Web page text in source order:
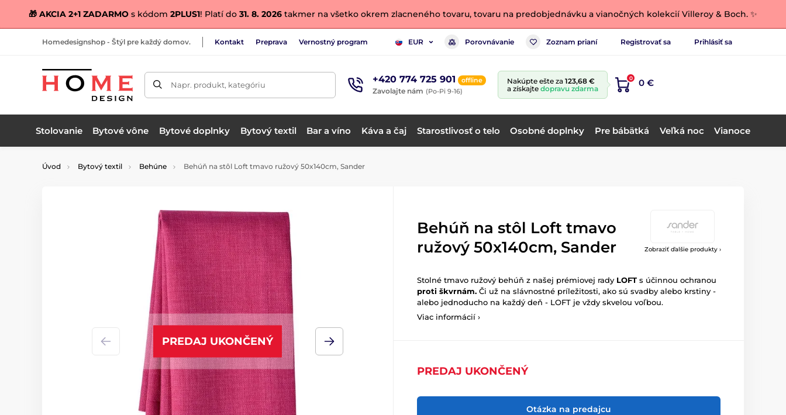
🎁 AKCIA 2+1 ZADARMO s kódom 2PLUS1! Platí do 31. 8. 2026 takmer na všetko okrem zlacneného tovaru, tovaru na predobjednávku a vianočných kolekcií Villeroy & Boch. ✨
Homedesignshop - Štýl pre každý domov. Kontakt Preprava Vernostný program EUR Porovnávanie Zoznam prianí Registrovať sa Prihlásiť sa
Napr. produkt, kategóriu +420 774 725 901 offline
Zavolajte nám (Po-Pi 9-16)
Nakúpte ešte za 123,68 €
a získajte dopravu zdarma
0 0 €
Stolovanie Bytové vône Bytové doplnky Bytový textil Bar a víno Káva a čaj Starostlivosť o telo Osobné doplnky Pre bábätká Veľká noc Vianoce
Úvod Bytový textil Behúne Behúň na stôl Loft tmavo ružový 50x140cm, Sander
Zobraziť ďalšie produkty ›
PREDAJ UKONČENÝ
Behúň na stôl Loft tmavo
ružový 50x140cm, Sander
Stolné tmavo ružový behúň z našej prémiovej rady LOFT s účinnou ochranou
proti škvrnám. Či už na slávnostné príležitosti, ako sú svadby alebo krstiny -
alebo jednoducho na každý deň - LOFT je vždy skvelou voľbou.
Viac informácií ›
PREDAJ UKONČENÝ
Otázka na predajcu